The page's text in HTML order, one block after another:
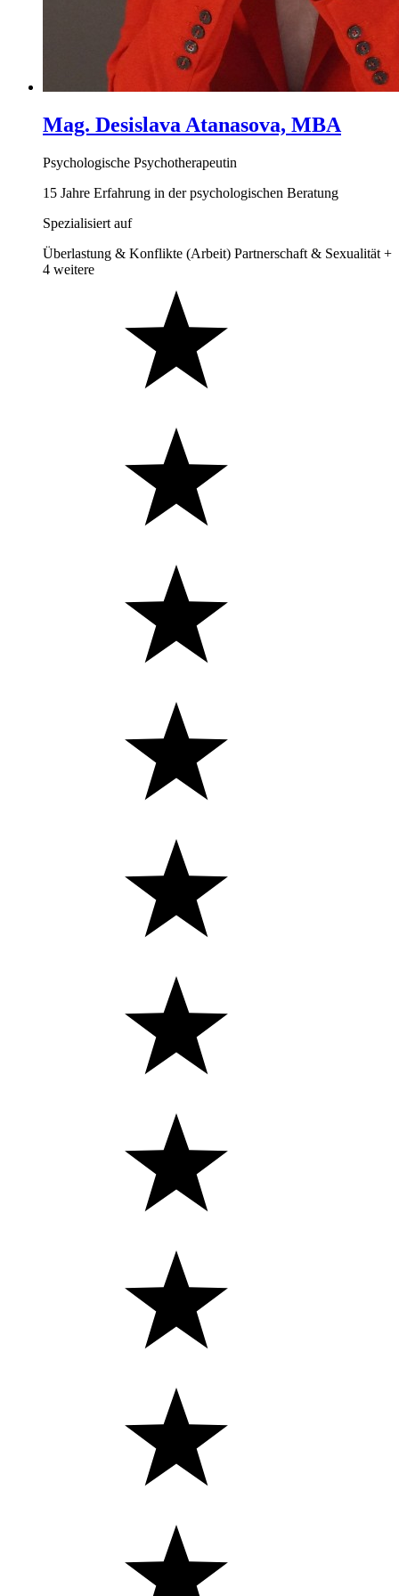
Mag. Desislava Atanasova, MBA
Psychologische Psychotherapeutin
15 Jahre Erfahrung in der psychologischen Beratung
Spezialisiert auf
Überlastung & Konflikte (Arbeit) Partnerschaft & Sexualität +
4 weitere